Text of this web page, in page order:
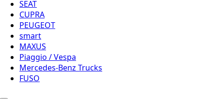
SEAT
CUPRA
PEUGEOT
smart
MAXUS
Piaggio / Vespa
Mercedes-Benz Trucks
FUSO